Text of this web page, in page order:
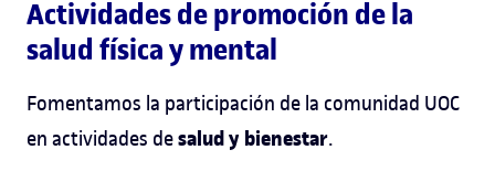
Actividades de promoción de la
salud física y mental
Fomentamos la participación de la comunidad UOC
en actividades desalud y bienestar.